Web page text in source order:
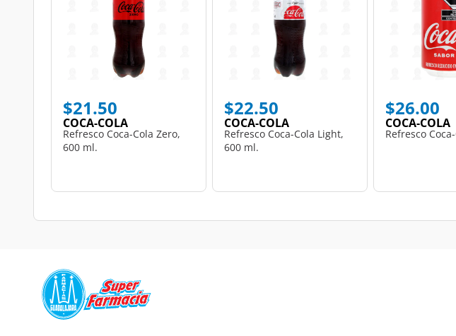
$21.50
COCA-COLA
Refresco Coca-Cola Zero,
600 ml.
$22.50
COCA-COLA
Refresco Coca-Cola Light,
600 ml.
$26.00
COCA-COLA
Refresco